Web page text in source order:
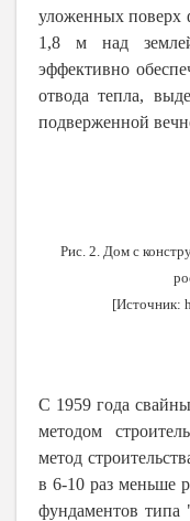
уложенных поверх
1,8 м над
эффективно
отвода тепла,
подверженной
Рис. 2. Дом с
[Источник:
С 1959 года
методом
метод
в 6-10 раз меньше
фундаментов